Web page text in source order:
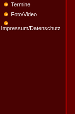
Termine
Foto/Video
Impressum/Datenschutz